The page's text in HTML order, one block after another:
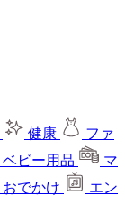
健康
ファ
ベビー用品
マ
おでかけ
エン